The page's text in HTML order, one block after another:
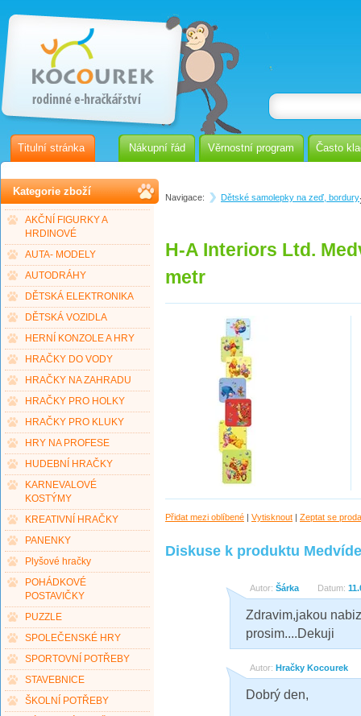
Titulní stránka Nákupní řád Věrnostní program Často
Kategorie zboží
AKČNÍ FIGURKY A
HRDINOVÉ
AUTA- MODELY
AUTODRÁHY
DĚTSKÁ ELEKTRONIKA
DĚTSKÁ VOZIDLA
HERNÍ KONZOLE A HRY
HRAČKY DO VODY
HRAČKY NA ZAHRADU
HRAČKY PRO HOLKY
HRAČKY PRO KLUKY
HRY NA PROFESE
HUDEBNÍ HRAČKY
KARNEVALOVÉ
KOSTÝMY
KREATIVNÍ HRAČKY
PANENKY
Plyšové hračky
POHÁDKOVÉ
POSTAVIČKY
PUZZLE
SPOLEČENSKÉ HRY
SPORTOVNÍ POTŘEBY
STAVEBNICE
ŠKOLNÍ POTŘEBY
Navigace: Dětské samolepky na zeď, bordury
H-A Interiors Ltd.
metr
Přidat mezi oblíbené | Vytisknout | Zeptat se
Diskuse k produktu
Autor: Šárka Datum:
Zdravim,jakou
prosim....Dekuji
Autor: Hračky Kocourek
Dobrý den,